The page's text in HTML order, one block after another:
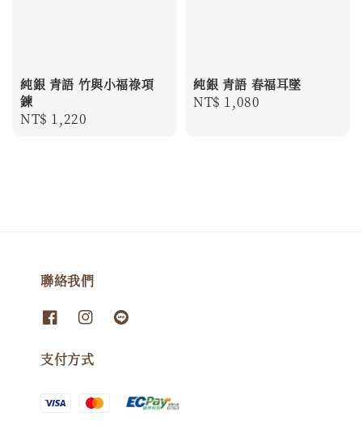
純銀 青語 竹與小福祿項
鍊
Regular
NT$ 1,220
純銀 青語 春福耳墜
Regular
NT$ 1,080
聯絡我們
支付方式